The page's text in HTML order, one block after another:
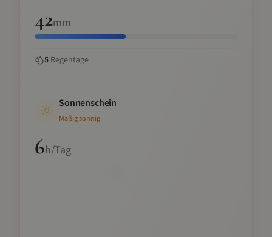
42mm
5 Regentage
Sonnenschein
Mäßig sonnig
6h/Tag